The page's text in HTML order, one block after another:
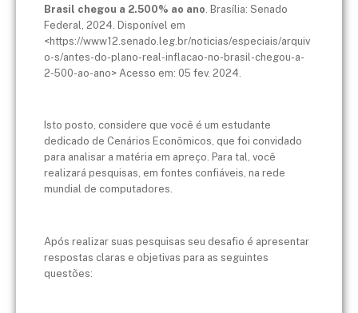
Brasil chegou a 2.500% ao ano . Brasília: Senado
Federal, 2024. Disponível em
<https://www12.senado.leg.br/noticias/especiais/arquiv
o-s/antes-do-plano-real-inflacao-no-brasil-chegou-a-
2-500-ao-ano> Acesso em: 05 fev. 2024.
Isto posto, considere que você é um estudante
dedicado de Cenários Econômicos, que foi convidado
para analisar a matéria em apreço. Para tal, você
realizará pesquisas, em fontes confiáveis, na rede
mundial de computadores.
Após realizar suas pesquisas seu desafio é apresentar
respostas claras e objetivas para as seguintes
questões: